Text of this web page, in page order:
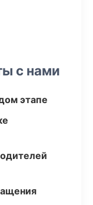
с нами
этапе